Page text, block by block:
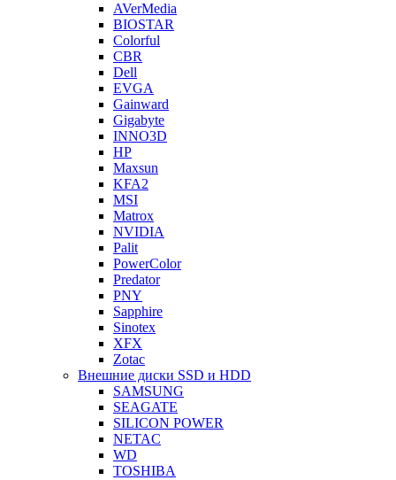
AVerMedia
BIOSTAR
Colorful
CBR
Dell
EVGA
Gainward
Gigabyte
INNO3D
HP
Maxsun
KFA2
MSI
Matrox
NVIDIA
Palit
PowerColor
Predator
PNY
Sapphire
Sinotex
XFX
Zotac
Внешние диски SSD и HDD
SAMSUNG
SEAGATE
SILICON POWER
NETAC
WD
TOSHIBA